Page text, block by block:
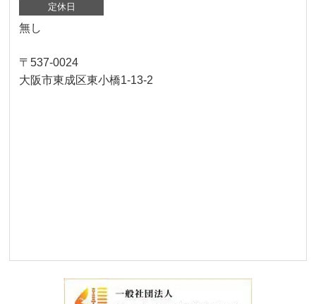
定休日
無し
〒537-0024
大阪市東成区東小橋1-13-2